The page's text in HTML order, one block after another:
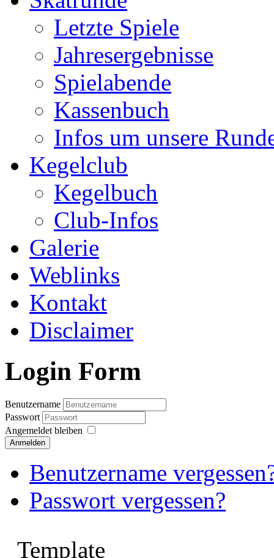
Letzte Spiele
Jahresergebnisse
Spielabende
Kassenbuch
Infos um unsere
Kegelclub
Kegelbuch
Club-Infos
Galerie
Weblinks
Kontakt
Disclaimer
Login Form
Benutzername
Passwort
Angemeldet bleiben
Anmelden
Benutzername
Passwort vergessen?
Template